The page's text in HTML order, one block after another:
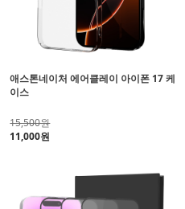
애스톤네이처 에어클레이 아이폰 17 케
이스
15,500원
11,000원